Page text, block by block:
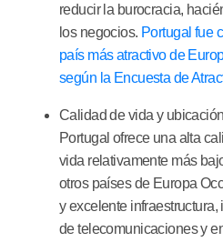
reducir la burocracia,
los negocios. Portugal fue
país más atractivo de
según la Encuesta de
Calidad de vida y
Portugal ofrece una alta
vida relativamente más
otros países de Europa
y excelente
de telecomunicaciones y